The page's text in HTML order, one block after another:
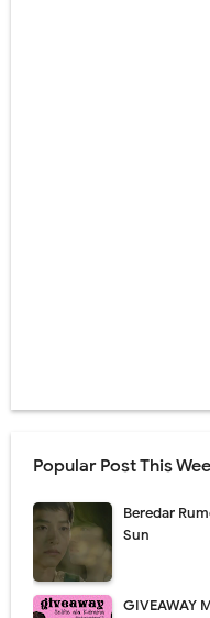
Popular Post This
Beredar
Sun
GIVEAWAY